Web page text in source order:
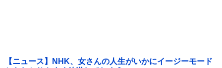
【ニュース】NHK、女さんの人生がいかにイージーモード